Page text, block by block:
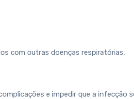
com outras doenças respiratórias,
e impedir que a infecção